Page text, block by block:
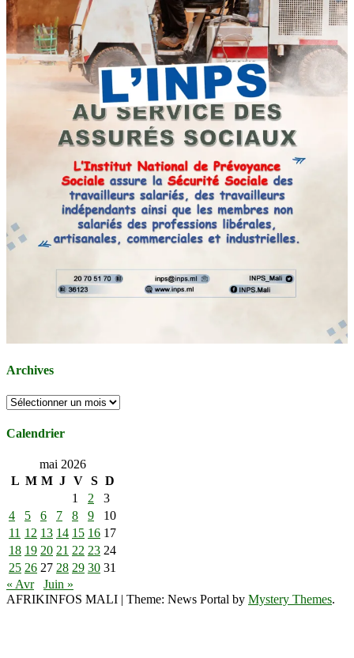
Archives
Archives
Calendrier
mai 2026
L M M J V S D
1
2
3
4
5 6 7 8 9
10
11 12 13 14 15 16 17
18 19 20 21 22 23 24
25 26 27 28 29 30 31
« Avr
Juin »
AFRIKINFOS MALI | Theme: News Portal by Mystery Themes.